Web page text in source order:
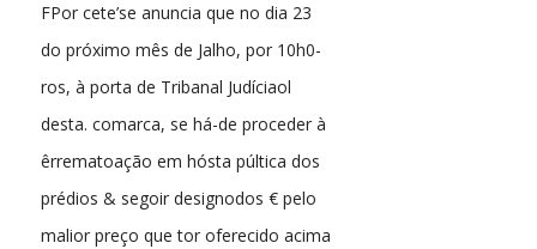
FPor cete’se anuncia que no dia 23
do próximo mês de Jalho, por 10h0-
ros, à porta de Tribanal Judíciaol
desta. comarca, se há-de proceder à
êrrematoação em hósta púltica dos
prédios & segoir designodos € pelo
malior preço que tor oferecido acima